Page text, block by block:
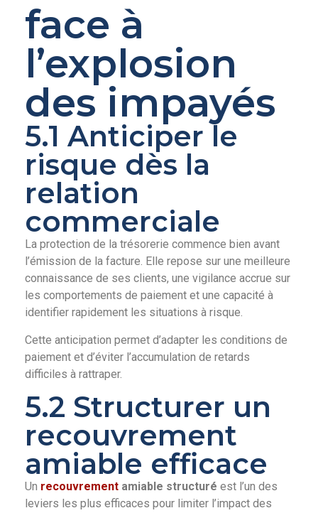
face à
l’explosion
des impayés
5.1 Anticiper le
risque dès la
relation
commerciale
La protection de la trésorerie commence bien avant
l’émission de la facture. Elle repose sur une meilleure
connaissance de ses clients, une vigilance accrue sur
les comportements de paiement et une capacité à
identifier rapidement les situations à risque.
Cette anticipation permet d’adapter les conditions de
paiement et d’éviter l’accumulation de retards
difficiles à rattraper.
5.2 Structurer un
recouvrement
amiable efficace
Un recouvrement amiable structuré est l’un des
leviers les plus efficaces pour limiter l’impact des